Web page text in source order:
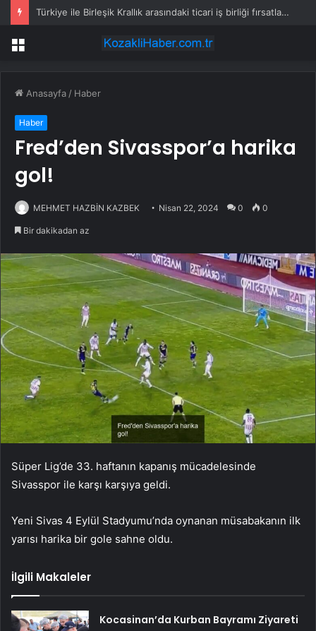
Türkiye ile Birleşik Krallık arasındaki ticari iş birliği fırsatları görüşüldü
Menü
Anasayfa / Haber
Haber
Fred’den Sivasspor’a harika
gol!
MEHMET HAZBİN KAZBEK Nisan 22, 2024 0 0
Bir dakikadan az
Süper Lig’de 33. haftanın kapanış mücadelesinde
Sivasspor ile karşı karşıya geldi.
Yeni Sivas 4 Eylül Stadyumu’nda oynanan müsabakanın ilk
yarısı harika bir gole sahne oldu.
İlgili Makaleler
Kocasinan’da Kurban Bayramı Ziyareti